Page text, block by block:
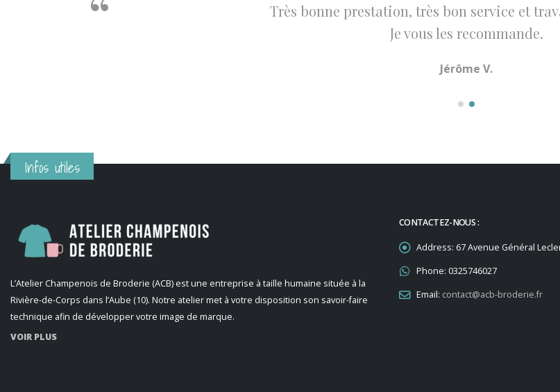
Une équipe disponible et toujours agréable. Beaucoup de
Infos utiles
Rivière-de-Corps dans l’Aube (10). Notre atelier met à votre disposition son savoir-faire
technique afin de développer votre image de marque.
VOIR PLUS